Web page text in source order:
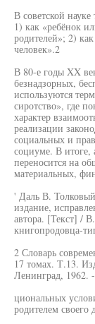
В советской
1) как «ребёнок
родителей»; 2)
человек».2
В 80-е годы XX
безнадзорных,
используются
сиротство», где
характер
реализации
социальных и
социуме. В итоге,
переносится на
материальных,
' Даль В. Толковый
издание,
автора. [Текст] /
книгопродовца-
2 Словарь
17 томах. Т.13.
Ленинград, 1962.
циональных
родителем своего